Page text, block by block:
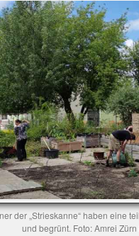
der „Strieskanne“ haben eine
und begrünt. Foto: Amrei